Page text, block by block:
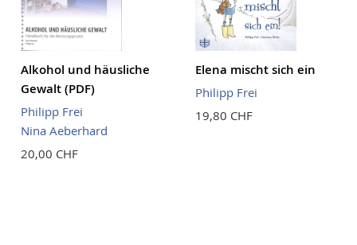
Alkohol und häusliche
Gewalt (PDF)
Philipp Frei
Nina Aeberhard
20,00 CHF
Elena mischt sich ein
Philipp Frei
19,80 CHF